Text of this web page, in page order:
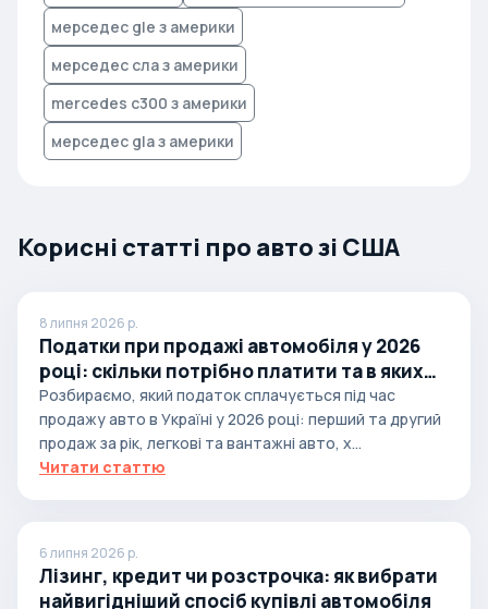
мерседес gle з америки
мерседес сла з америки
mercedes c300 з америки
мерседес gla з америки
Корисні статті про авто зі США
8 липня 2026 р.
Податки при продажі автомобіля у 2026
році: скільки потрібно платити та в яких
випадках
Розбираємо, який податок сплачується під час
продажу авто в Україні у 2026 році: перший та другий
продаж за рік, легкові та вантажні авто, х...
Читати статтю
6 липня 2026 р.
Лізинг, кредит чи розстрочка: як вибрати
найвигідніший спосіб купівлі автомобіля